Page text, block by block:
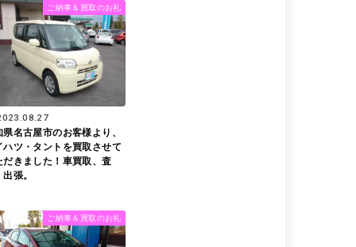
ご納車＆買取のお礼
県名古屋市のお客様より、
ハツ・タントを買取させて
だきました！車買取、査
張。
ご納車＆買取のお礼